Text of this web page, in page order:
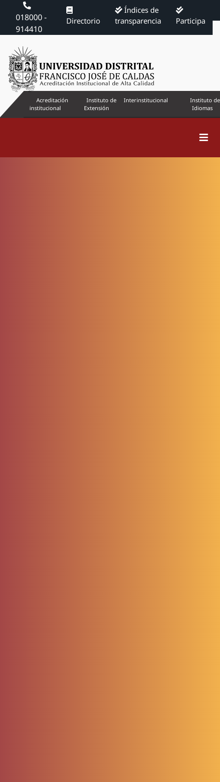
018000 -
914410
Directorio
Índices de
transparencia
Participa
Acreditación
institucional
Instituto de
Extensión
Interinstitucional
Instituto de
Idiomas